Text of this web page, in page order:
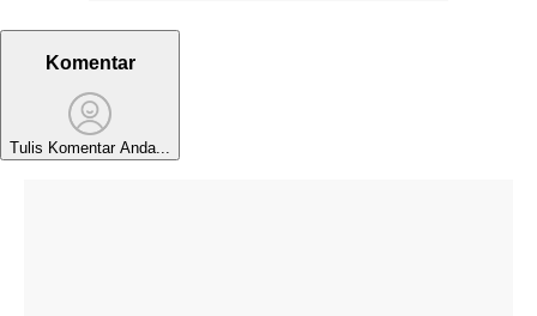
Komentar
Tulis Komentar Anda...